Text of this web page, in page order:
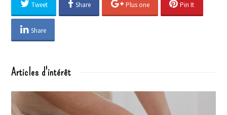
Tweet Share Plus one Pin It
Share
Articles d'intérêt